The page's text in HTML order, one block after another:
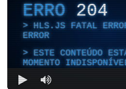
ERRO204
HLS.JS FATAL
ERROR
ESTE CONTEÚDO
MOMENTO